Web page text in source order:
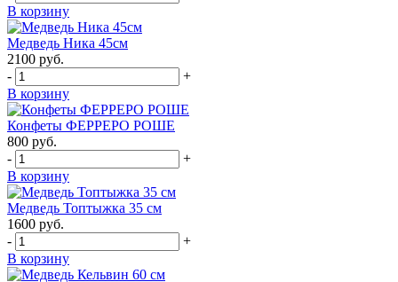
В корзину
Медведь Ника 45см
2100 руб.
-
+
В корзину
Конфеты ФЕРРЕРО РОШЕ
800 руб.
-
+
В корзину
Медведь Топтыжка 35 см
1600 руб.
-
+
В корзину